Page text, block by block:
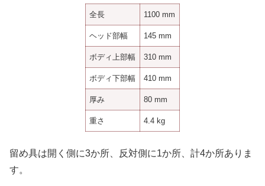
全長 1100 mm
ヘッド部幅 145 mm
ボディ上部幅 310 mm
ボディ下部幅 410 mm
厚み 80 mm
重さ 4.4 kg
留め具は開く側に3か所、反対側に1か所、計4か所ありま
す。